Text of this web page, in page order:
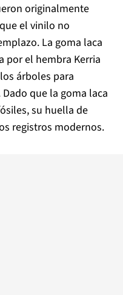
originalmente
el vinilo no
La goma laca
por el hembra Kerria
árboles para
que la goma laca
su huella de
registros modernos.